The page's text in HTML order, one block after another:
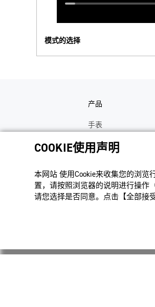
模式的选择
产品
手表
电子乐器
办公计算器
电子辞典
COOKIE使用声明
本网站 使⽤Cookie来收集您的浏
置，请按照浏览器的说明进⾏操作
请您选择是否同意。点击【全部接